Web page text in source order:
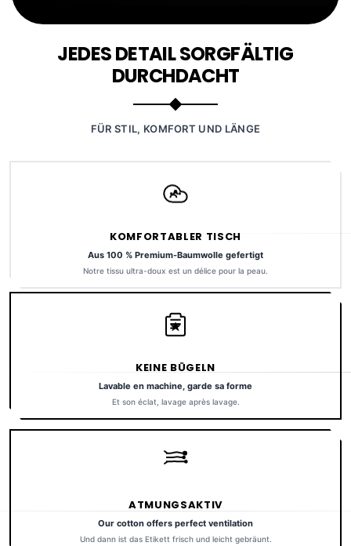
JEDES DETAIL SORGFÄLTIG
DURCHDACHT
FÜR STIL, KOMFORT UND LÄNGE
KOMFORTABLER TISCH
Aus 100 % Premium-Baumwolle gefertigt
Notre tissu ultra-doux est un délice pour la peau.
KEINE BÜGELN
Lavable en machine, garde sa forme
Et son éclat, lavage après lavage.
ATMUNGSAKTIV
Our cotton offers perfect ventilation
Und dann ist das Etikett frisch und leicht gebräunt.